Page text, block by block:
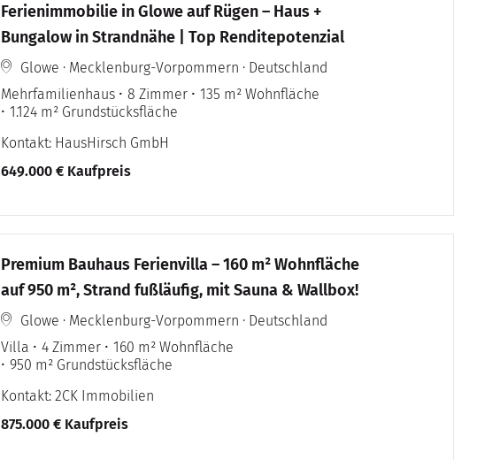
Ferienimmobilie in Glowe auf Rügen – Haus +
Bungalow in Strandnähe | Top Renditepotenzial
Glowe · Mecklenburg-Vorpommern · Deutschland
Mehrfamilienhaus
8 Zimmer
135 m² Wohnfläche
1.124 m² Grundstücksfläche
Kontakt: HausHirsch GmbH
649.000 € Kaufpreis
Premium Bauhaus Ferienvilla – 160 m² Wohnfläche
auf 950 m², Strand fußläufig, mit Sauna & Wallbox!
Glowe · Mecklenburg-Vorpommern · Deutschland
Villa
4 Zimmer
160 m² Wohnfläche
950 m² Grundstücksfläche
Kontakt: 2CK Immobilien
875.000 € Kaufpreis